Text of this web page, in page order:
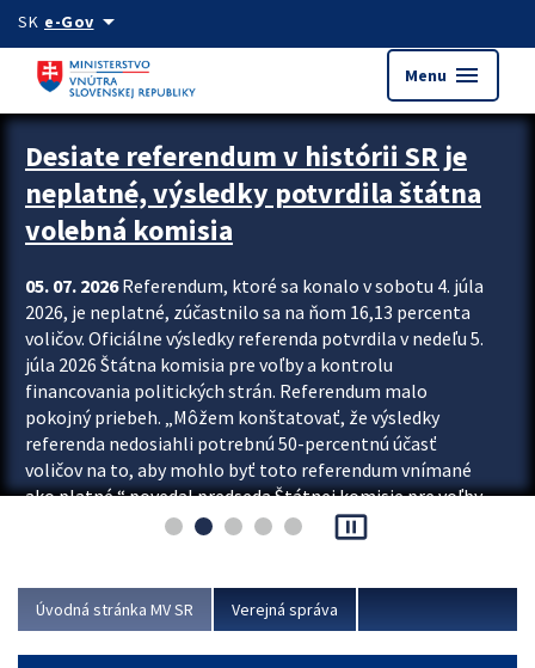
Preskocit na hlavný obsah
SK e-Govarrow_drop_down
Menu menu
Zastavit automatický posun upútavok
Desiate referendum v histórii SR je
neplatné, výsledky potvrdila štátna
volebná komisia
05. 07. 2026Referendum, ktoré sa konalo v sobotu 4. júla
2026, je neplatné, zúčastnilo sa na ňom 16,13 percenta
voličov. Oficiálne výsledky referenda potvrdila v nedeľu 5.
júla 2026 Štátna komisia pre voľby a kontrolu
financovania politických strán. Referendum malo
pokojný priebeh. „Môžem konštatovať, že výsledky
referenda nedosiahli potrebnú 50-percentnú účasť
voličov na to, aby mohlo byť toto referendum vnímané
ako platné,“ povedal predseda Štátnej komisie pre voľby
a kontrolu financovania politických...
pause_presentation
Úvodná stránka MV SR Verejná správa